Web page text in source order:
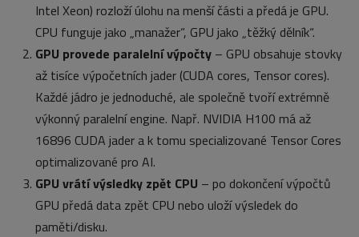
Intel Xeon) rozloží úlohu na menší části a předá je GPU.
CPU funguje jako „manažer“, GPU jako „těžký dělník“.
GPU provede paralelní výpočty – GPU obsahuje stovky
až tisíce výpočetních jader (CUDA cores, Tensor cores).
Každé jádro je jednoduché, ale společně tvoří extrémně
výkonný paralelní engine. Např. NVIDIA H100 má až
16896 CUDA jader a k tomu specializované Tensor Cores
optimalizované pro AI.
GPU vrátí výsledky zpět CPU – po dokončení výpočtů
GPU předá data zpět CPU nebo uloží výsledek do
paměti/disku.